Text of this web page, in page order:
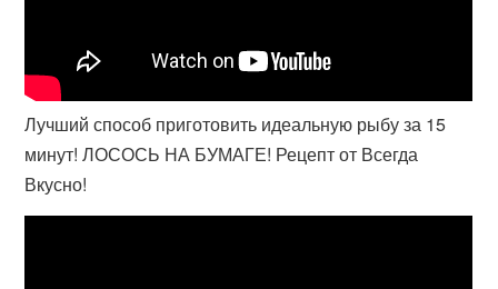
Лучший способ приготовить идеальную рыбу за 15
минут! ЛОСОСЬ НА БУМАГЕ! Рецепт от Всегда
Вкусно!